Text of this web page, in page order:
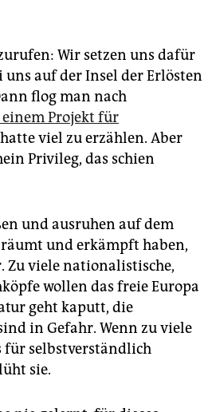
Wir setzen uns dafür
uns auf der Insel der Erlösten
flog man nach
Projekt für
viel zu erzählen. Aber
Privileg, das schien
und ausruhen auf dem
und erkämpft haben,
Zu viele nationalistische,
wollen das freie Europa
geht kaputt, die
in Gefahr. Wenn zu viele
für selbstverständlich
sie.